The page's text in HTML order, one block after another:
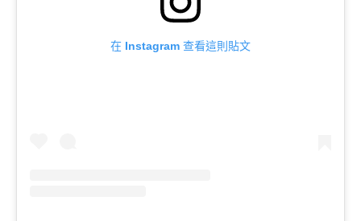
在 Instagram 查看這則貼文